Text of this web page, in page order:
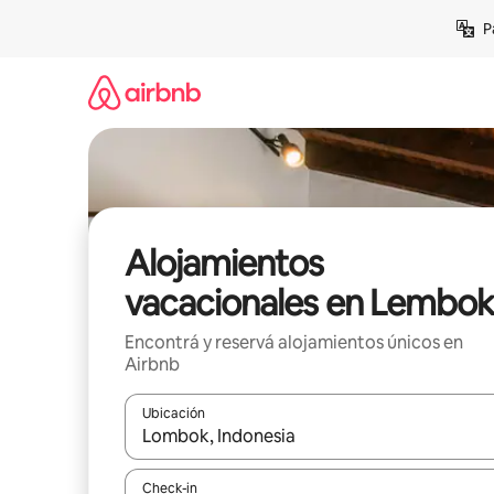
Alojamientos
vacacionales en Lembok
Encontrá y reservá alojamientos únicos en
Airbnb
Ubicación
Cuando los resultados estén disponibles,
Check-in